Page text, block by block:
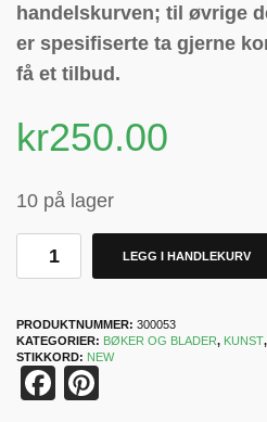
handelskurven; til øvrige
er spesifiserte ta gjerne
få et tilbud.
kr250.00
10 på lager
LEGG I HANDLEKURV
PRODUKTNUMMER: 300053
KATEGORIER: BØKER OG BLADER, KUNST,
STIKKORD: NEW
Facebook